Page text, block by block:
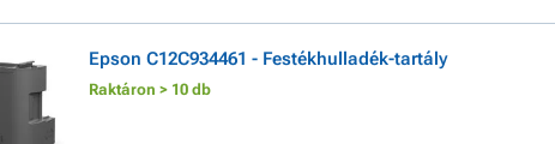
Epson C12C934461 - Festékhulladék-tartály
Raktáron > 10 db